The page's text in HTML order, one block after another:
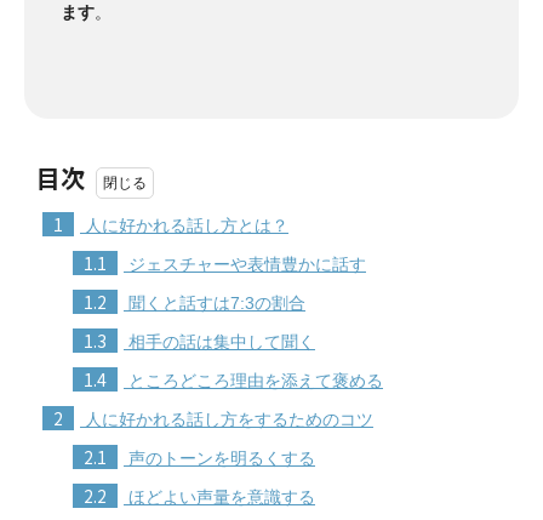
ます。
目次
1 人に好かれる話し方とは？
1.1 ジェスチャーや表情豊かに話す
1.2 聞くと話すは7:3の割合
1.3 相手の話は集中して聞く
1.4 ところどころ理由を添えて褒める
2 人に好かれる話し方をするためのコツ
2.1 声のトーンを明るくする
2.2 ほどよい声量を意識する